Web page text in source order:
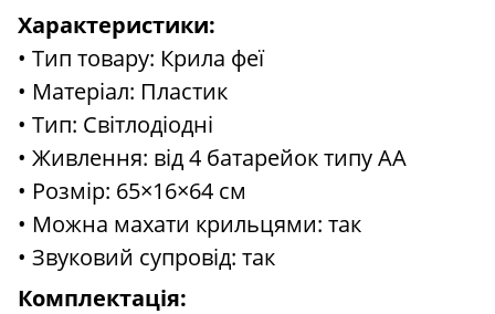
Характеристики:
• Тип товару: Крила феї
• Матеріал: Пластик
• Тип: Світлодіодні
• Живлення: від 4 батарейок типу АА
• Розмір: 65×16×64 см
• Можна махати крильцями: так
• Звуковий супровід: так
Комплектація: